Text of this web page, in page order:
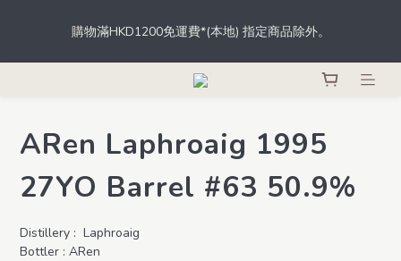
醺醉的酒類。
購物滿HKD1200免運費*(本地) 指定商品除外。
登記成為會員，從此於THE M.C.店內、網店、酒吧消費，即可輕鬆
根據香港法律，不得於業務過程中，向未成年人士售賣或供應令人
ARen Laphroaig 1995
27YO Barrel #63 50.9%
Distillery :  Laphroaig
Bottler : ARen